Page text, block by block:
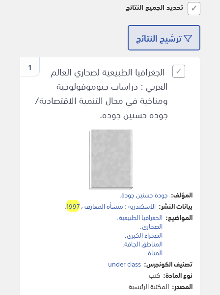
تحديد الجميع النتائج
ترشيح النتائج
1
الجغرافيا الطبيعية لصحاري العالم
العربي : دراسات جيوموفولوجية
ومناخية في مجال التنمية الاقتصادية/
جودة حسنين جودة.
المؤلف: جودة حسنين جودة.
بيانات النشر: الاسكندرية: منشأة المعارف،1997
.
المواضيع: الجغرافيا الطبيعية.
الصحارى.
الصحراء الكبرى.
المناطق الجافة.
المياة.
تصنيف الكونجرس: under class
نوع المادة: كتب
المصدر: المكتبة الرئيسية